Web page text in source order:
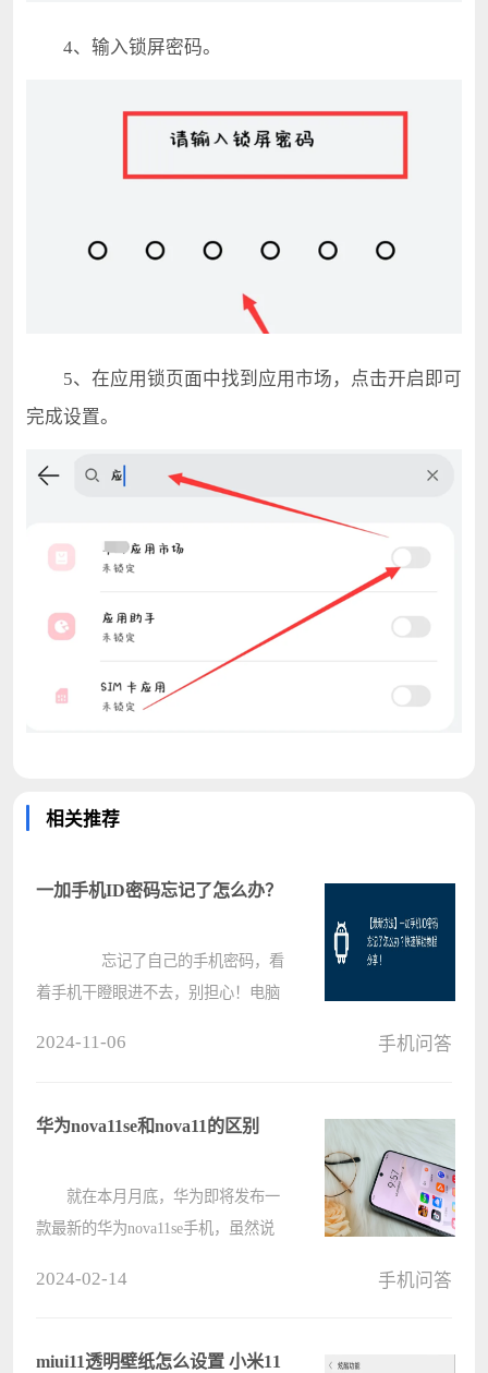
4、输入锁屏密码。
5、在应用锁页面中找到应用市场，点击开启即可
完成设置。
相关推荐
一加手机ID密码忘记了怎么办？
忘记了自己的手机密码，看
着手机干瞪眼进不去，别担心！电脑
之后重新设置密码即可。如果找回
2024-11-06 手机问答
华为nova11se和nova11的区别
就在本月月底，华为即将发布一
款最新的华为nova11se手机，虽然说
nova11se和nova11的区别： 1、处
2024-02-14 手机问答
miui11透明壁纸怎么设置 小米11